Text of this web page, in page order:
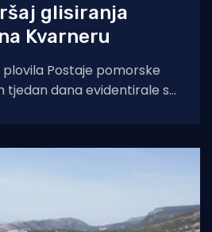
glisiranja
Kvarneru
plovila Postaje pomorske
tjedan dana evidentirale su